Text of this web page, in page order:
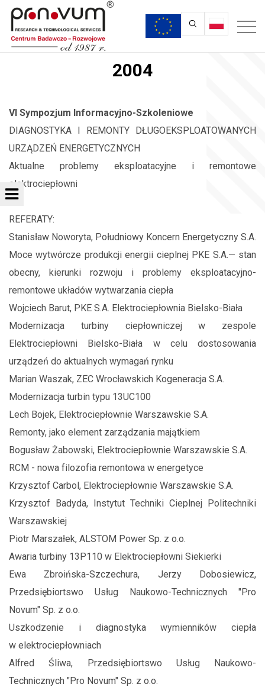
2004
VI Sympozjum Informacyjno-Szkoleniowe
DIAGNOSTYKA I REMONTY DŁUGOEKSPLOATOWANYCH
URZĄDZEŃ ENERGETYCZNYCH
Aktualne problemy eksploatacyjne i remontowe
elektrociepłowni
REFERATY:
Stanisław Noworyta, Południowy Koncern Energetyczny S.A.
Moce wytwórcze produkcji energii cieplnej PKE S.A.— stan
obecny, kierunki rozwoju i problemy eksploatacyjno-
remontowe układów wytwarzania ciepła
Wojciech Barut, PKE S.A. Elektrociepłownia Bielsko-Biała
Modernizacja turbiny ciepłowniczej w zespole
Elektrociepłowni Bielsko-Biała w celu dostosowania
urządzeń do aktualnych wymagań rynku
Marian Waszak, ZEC Wrocławskich Kogeneracja S.A.
Modernizacja turbin typu 13UC100
Lech Bojek, Elektrociepłownie Warszawskie S.A.
Remonty, jako element zarządzania majątkiem
Bogusław Żabowski, Elektrociepłownie Warszawskie S.A.
RCM - nowa filozofia remontowa w energetyce
Krzysztof Carbol, Elektrociepłownie Warszawskie S.A.
Krzysztof Badyda, Instytut Techniki Cieplnej Politechniki
Warszawskiej
Piotr Marszałek, ALSTOM Power Sp. z o.o.
Awaria turbiny 13P110 w Elektrociepłowni Siekierki
Ewa Zbroińska-Szczechura, Jerzy Dobosiewicz,
Przedsiębiortswo Usług Naukowo-Technicznych "Pro
Novum" Sp. z o.o.
Uszkodzenie i diagnostyka wymienników ciepła
w elektrociepłowniach
Alfred Śliwa, Przedsiębiortswo Usług Naukowo-
Technicznych "Pro Novum" Sp. z o.o.